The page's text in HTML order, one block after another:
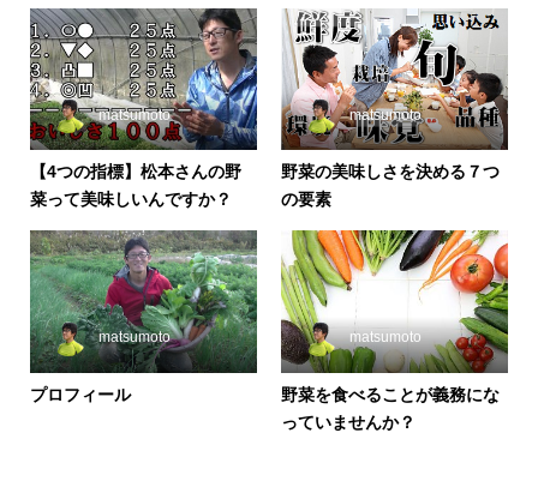
matsumoto
【4つの指標】松本さんの野
菜って美味しいんですか？
matsumoto
野菜の美味しさを決める７つ
の要素
matsumoto
プロフィール
matsumoto
野菜を食べることが義務にな
っていませんか？